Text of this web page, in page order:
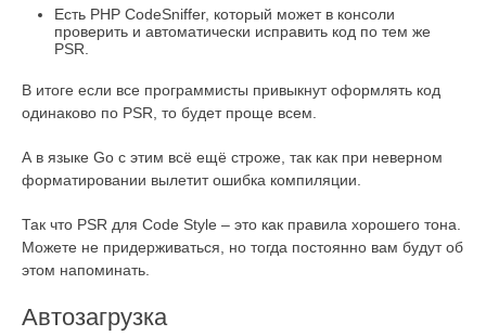
Есть PHP CodeSniffer, который может в консоли
проверить и автоматически исправить код по тем же
PSR.
В итоге если все программисты привыкнут оформлять код
одинаково по PSR, то будет проще всем.
А в языке Go с этим всё ещё строже, так как при неверном
форматировании вылетит ошибка компиляции.
Так что PSR для Code Style – это как правила хорошего тона.
Можете не придерживаться, но тогда постоянно вам будут об
этом напоминать.
Автозагрузка